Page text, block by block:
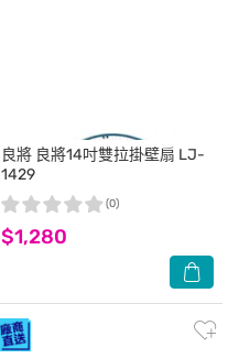
良將 良將14吋雙拉掛壁扇 LJ-
1429
$1,280
(0)